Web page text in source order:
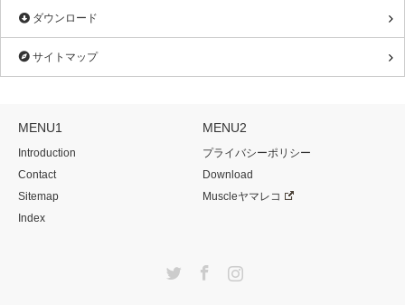
ダウンロード
サイトマップ
MENU1
Introduction
Contact
Sitemap
Index
MENU2
プライバシーポリシー
Download
Muscleヤマレコ